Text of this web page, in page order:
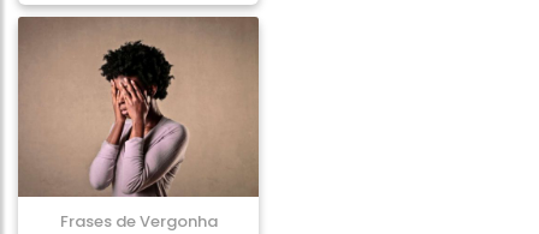
Frases de Vergonha